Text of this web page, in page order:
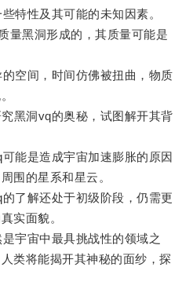
性及其可能的未知因素。
黑洞形成的，其质量可能是
间，时间仿佛被扭曲，物质
洞vq的奥秘，试图解开其背
是造成宇宙加速膨胀的原因
围的星系和星云。
解还处于初级阶段，仍需更
实面貌。
宙中最具挑战性的领域之
类将能揭开其神秘的面纱，探